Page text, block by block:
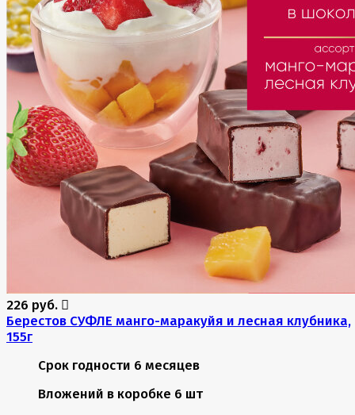
226 руб.
Берестов СУФЛЕ манго-маракуйя и лесная клубника,
155г
Срок годности 6 месяцев
Вложений в коробке 6 шт